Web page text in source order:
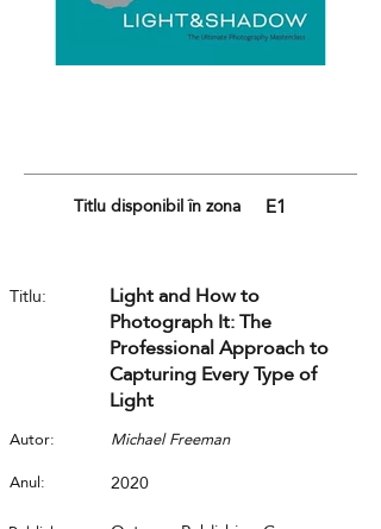
Titlu disponibil în zona E1
Titlu:
Light and How to
Photograph It: The
Professional Approach to
Capturing Every Type of
Light
Autor:
Michael Freeman
Anul:
2020